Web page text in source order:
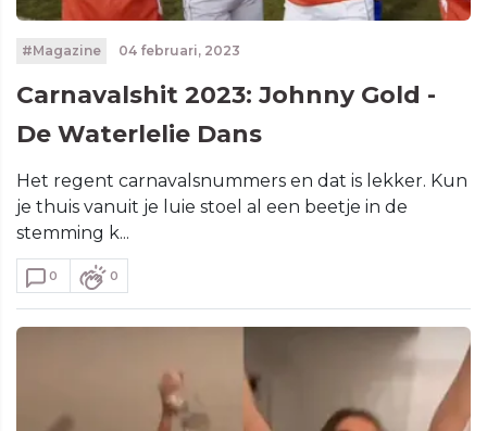
#Magazine 04 februari, 2023
Carnavalshit 2023: Johnny Gold -
De Waterlelie Dans
Het regent carnavalsnummers en dat is lekker. Kun
je thuis vanuit je luie stoel al een beetje in de
stemming k...
0 0